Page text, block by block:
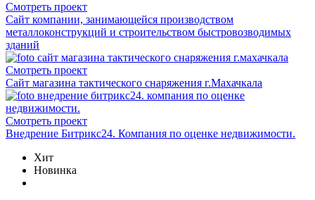
Смотреть проект
Сайт компании, занимающейся производством
металлоконструкций и строительством быстровозводимых
зданий
Смотреть проект
Сайт магазина тактического снаряжения г.Махачкала
Смотреть проект
Внедрение Битрикс24. Компания по оценке недвижимости.
Хит
Новинка